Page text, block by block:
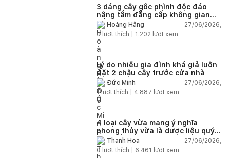
3 dáng cây gốc phình độc đáo
nâng tầm đẳng cấp không gian
sốngHoàng Hằng
27/06/2026,
0lượt thích | 1.202 lượt xem
Lý do nhiều gia đình khá giả luôn
đặt 2 chậu cây trước cửa nhà
Đức Minh
27/06/2026,
1lượt thích | 4.887 lượt xem
4 loại cây vừa mang ý nghĩa
phong thủy vừa là dược liệu quý
nên trồng trong nhà
Thanh Hoa
27/06/2026,
0 lượt thích | 6.461 lượt xem